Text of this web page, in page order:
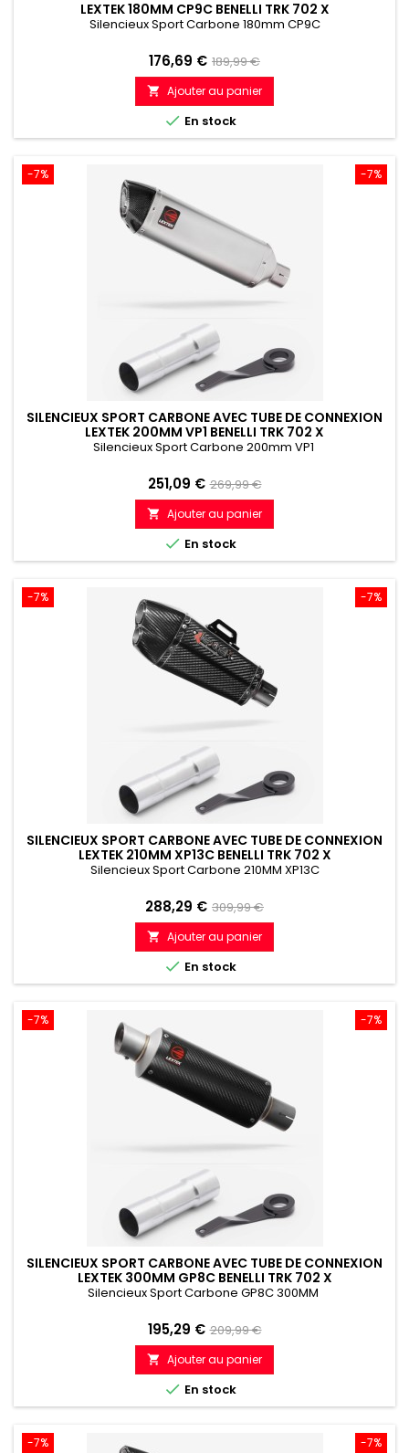
LEXTEK 180MM CP9C BENELLI TRK 702 X
Silencieux Sport Carbone 180mm CP9C
Prix
176,69 € Prix
de
référence
189,99 €
 Ajouter au panier
 En stock
-7%
-7%
SILENCIEUX SPORT CARBONE AVEC TUBE DE CONNEXION
LEXTEK 200MM VP1 BENELLI TRK 702 X
Silencieux Sport Carbone 200mm VP1
Prix
251,09 € Prix
de
référence
269,99 €
 Ajouter au panier
 En stock
-7%
-7%
SILENCIEUX SPORT CARBONE AVEC TUBE DE CONNEXION
LEXTEK 210MM XP13C BENELLI TRK 702 X
Silencieux Sport Carbone 210MM XP13C
Prix
288,29 € Prix
de
référence
309,99 €
 Ajouter au panier
 En stock
-7%
-7%
SILENCIEUX SPORT CARBONE AVEC TUBE DE CONNEXION
LEXTEK 300MM GP8C BENELLI TRK 702 X
Silencieux Sport Carbone GP8C 300MM
Prix
195,29 € Prix
de
référence
209,99 €
 Ajouter au panier
 En stock
-7%
-7%